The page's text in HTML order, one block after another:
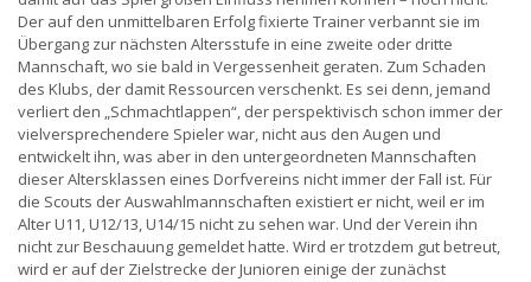
Der auf den unmittelbaren Erfolg fixierte Trainer verbannt sie im
Übergang zur nächsten Altersstufe in eine zweite oder dritte
Mannschaft, wo sie bald in Vergessenheit geraten. Zum Schaden
des Klubs, der damit Ressourcen verschenkt. Es sei denn, jemand
verliert den „Schmachtlappen“, der perspektivisch schon immer der
vielversprechendere Spieler war, nicht aus den Augen und
entwickelt ihn, was aber in den untergeordneten Mannschaften
dieser Altersklassen eines Dorfvereins nicht immer der Fall ist. Für
die Scouts der Auswahlmannschaften existiert er nicht, weil er im
Alter U11, U12/13, U14/15 nicht zu sehen war. Und der Verein ihn
nicht zur Beschauung gemeldet hatte. Wird er trotzdem gut betreut,
wird er auf der Zielstrecke der Junioren einige der zunächst